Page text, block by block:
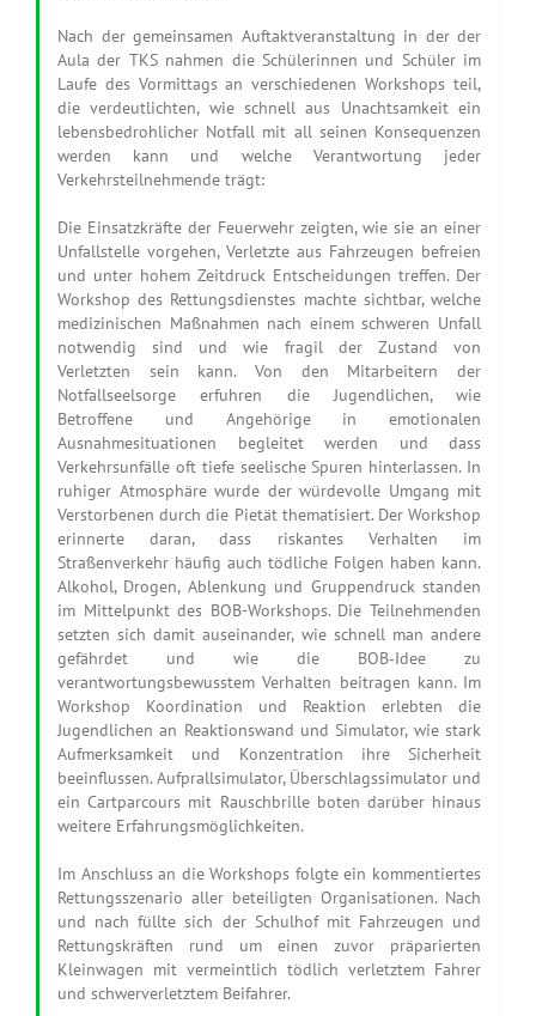
Nach der gemeinsamen Auftaktveranstaltung in der der
Aula der TKS nahmen die Schülerinnen und Schüler im
Laufe des Vormittags an verschiedenen Workshops teil,
die verdeutlichten, wie schnell aus Unachtsamkeit ein
lebensbedrohlicher Notfall mit all seinen Konsequenzen
werden kann und welche Verantwortung jeder
Verkehrsteilnehmende trägt:
Die Einsatzkräfte der Feuerwehr zeigten, wie sie an einer
Unfallstelle vorgehen, Verletzte aus Fahrzeugen befreien
und unter hohem Zeitdruck Entscheidungen treffen. Der
Workshop des Rettungsdienstes machte sichtbar, welche
medizinischen Maßnahmen nach einem schweren Unfall
notwendig sind und wie fragil der Zustand von
Verletzten sein kann. Von den Mitarbeitern der
Notfallseelsorge erfuhren die Jugendlichen, wie
Betroffene und Angehörige in emotionalen
Ausnahmesituationen begleitet werden und dass
Verkehrsunfälle oft tiefe seelische Spuren hinterlassen. In
ruhiger Atmosphäre wurde der würdevolle Umgang mit
Verstorbenen durch die Pietät thematisiert. Der Workshop
erinnerte daran, dass riskantes Verhalten im
Straßenverkehr häufig auch tödliche Folgen haben kann.
Alkohol, Drogen, Ablenkung und Gruppendruck standen
im Mittelpunkt des BOB-Workshops. Die Teilnehmenden
setzten sich damit auseinander, wie schnell man andere
gefährdet und wie die BOB‑Idee zu
verantwortungsbewusstem Verhalten beitragen kann. Im
Workshop Koordination und Reaktion erlebten die
Jugendlichen an Reaktionswand und Simulator, wie stark
Aufmerksamkeit und Konzentration ihre Sicherheit
beeinflussen. Aufprallsimulator, Überschlagssimulator und
ein Cartparcours mit Rauschbrille boten darüber hinaus
weitere Erfahrungsmöglichkeiten.
Im Anschluss an die Workshops folgte ein kommentiertes
Rettungsszenario aller beteiligten Organisationen. Nach
und nach füllte sich der Schulhof mit Fahrzeugen und
Rettungskräften rund um einen zuvor präparierten
Kleinwagen mit vermeintlich tödlich verletztem Fahrer
und schwerverletztem Beifahrer.